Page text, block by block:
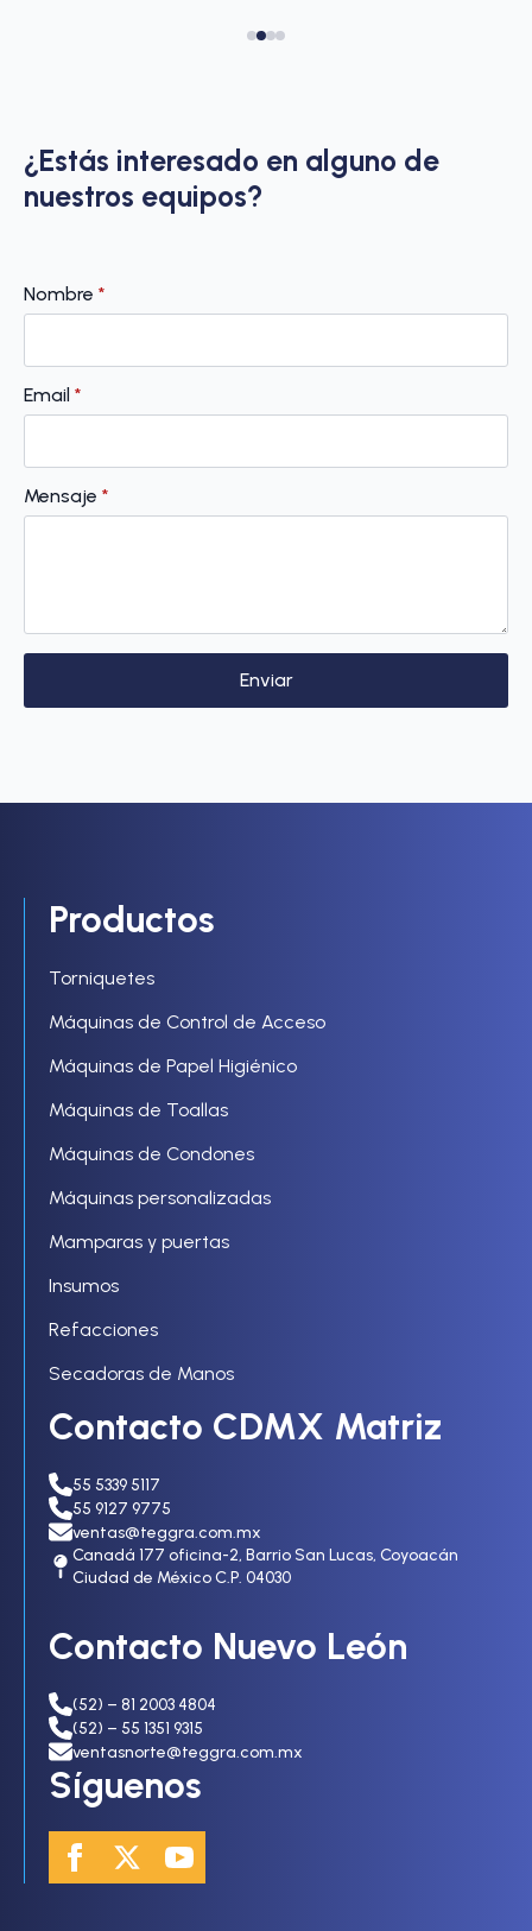
¿Estás interesado en alguno de
nuestros equipos?
Nombre *
Email *
Mensaje *
Enviar
Productos
Torniquetes
Máquinas de Control de Acceso
Máquinas de Papel Higiénico
Máquinas de Toallas
Máquinas de Condones
Máquinas personalizadas
Mamparas y puertas
Insumos
Refacciones
Secadoras de Manos
Contacto CDMX Matriz
55 5339 5117
55 9127 9775
ventas@teggra.com.mx
Canadá 177 oficina-2, Barrio San Lucas, Coyoacán
Ciudad de México C.P. 04030
Contacto Nuevo León
(52) – 81 2003 4804
(52) – 55 1351 9315
ventasnorte@teggra.com.mx
Síguenos